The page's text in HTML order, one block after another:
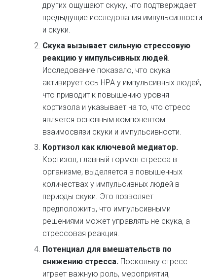
других ощущают скуку, что подтверждает
предыдущие исследования импульсивности
и скуки.
Скука вызывает сильную стрессовую
реакцию у импульсивных людей.
Исследование показало, что скука
активирует ось HPA у импульсивных людей,
что приводит к повышению уровня
кортизола и указывает на то, что стресс
является основным компонентом
взаимосвязи скуки и импульсивности.
Кортизол как ключевой медиатор.
Кортизол, главный гормон стресса в
организме, выделяется в повышенных
количествах у импульсивных людей в
периоды скуки. Это позволяет
предположить, что импульсивными
решениями может управлять не скука, а
стрессовая реакция.
Потенциал для вмешательств по
снижению стресса. Поскольку стресс
играет важную роль, мероприятия,